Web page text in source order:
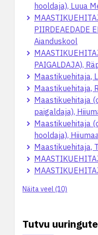
hooldaja), Luua
PIIRDEAEDADE
Aianduskool
PAIGALDAJA),
Maastikuehitaja,
Maastikuehitaja,
Maastikuehitaja
paigaldaja),
Maastikuehitaja
hooldaja),
Maastikuehitaja,
Näita veel (10)
Tutvu